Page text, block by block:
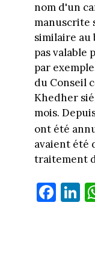
nom d'un
manuscrite
similaire au
pas valable
par
du Conseil
Khedher
mois.
ont été
avaient été
traitement
Fa
ce
Li